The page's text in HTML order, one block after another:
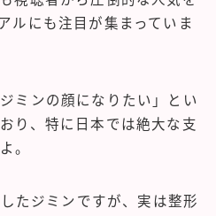
ルにも注目が集まっていま
ミンの顔になりたい」とい
り、特に日本では絶大な支
。
たジミンですが、実は整形